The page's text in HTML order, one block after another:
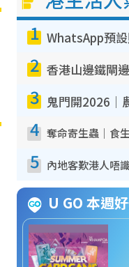
1
2
3
4
5
U GO 本週